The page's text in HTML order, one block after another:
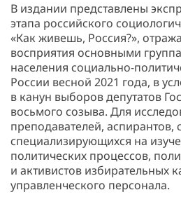
В издании представлены
этапа российского
«Как живешь, Россия?»,
восприятия основными
населения социально-
России весной 2021 года, в
в канун выборов депутатов
восьмого созыва. Для
преподавателей, аспирантов,
специализирующихся на
политических процессов,
и активистов избирательных
управленческого персонала.